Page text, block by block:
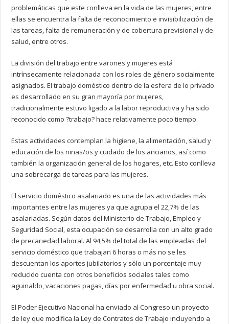
problemáticas que este conlleva en la vida de las mujeres, entre
ellas se encuentra la falta de reconocimiento e invisibilización de
las tareas, falta de remuneración y de cobertura previsional y de
salud, entre otros.
La división del trabajo entre varones y mujeres está
intrínsecamente relacionada con los roles de género socialmente
asignados. El trabajo doméstico dentro de la esfera de lo privado
es desarrollado en su gran mayoría por mujeres,
tradicionalmente estuvo ligado a la labor reproductiva y ha sido
reconocido como ?trabajo? hace relativamente poco tiempo.
Estas actividades contemplan la higiene, la alimentación, salud y
educación de los niñas/os y cuidado de los ancianos, así como
también la organización general de los hogares, etc. Esto conlleva
una sobrecarga de tareas para las mujeres.
El servicio doméstico asalariado es una de las actividades más
importantes entre las mujeres ya que agrupa el 22,7% de las
asalariadas. Según datos del Ministerio de Trabajo, Empleo y
Seguridad Social, esta ocupación se desarrolla con un alto grado
de precariedad laboral. Al 94,5% del total de las empleadas del
servicio doméstico que trabajan 6 horas o más no se les
descuentan los aportes jubilatorios y sólo un porcentaje muy
reducido cuenta con otros beneficios sociales tales como
aguinaldo, vacaciones pagas, días por enfermedad u obra social.
El Poder Ejecutivo Nacional ha enviado al Congreso un proyecto
de ley que modifica la Ley de Contratos de Trabajo incluyendo a